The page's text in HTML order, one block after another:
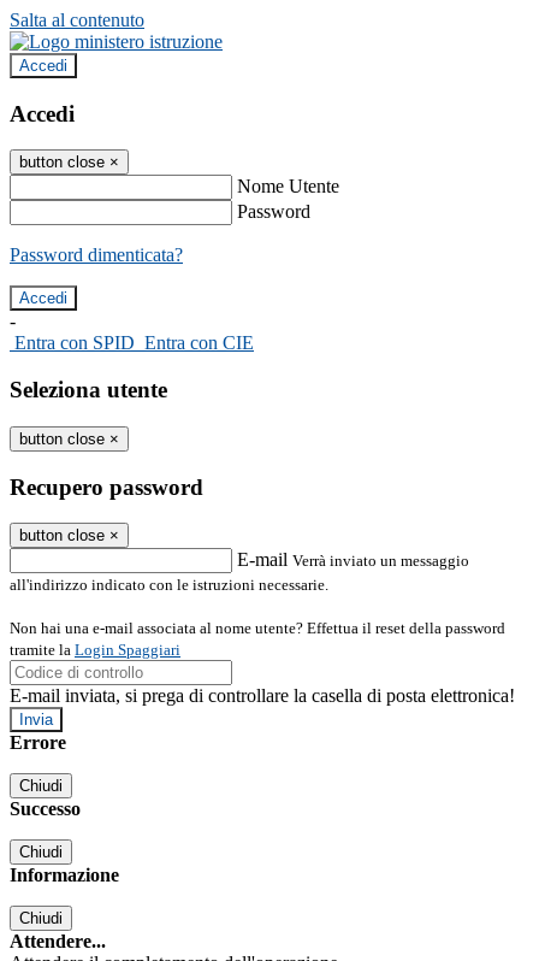
Salta al contenuto
Accedi
Accedi
button close ×
Nome Utente
Password
Password dimenticata?
-
Entra con SPID Entra con CIE
Seleziona utente
button close ×
Recupero password
button close ×
E-mail Verrà inviato un messaggio
all'indirizzo indicato con le istruzioni necessarie.
Non hai una e-mail associata al nome utente? Effettua il reset della password
tramite la Login Spaggiari
E-mail inviata, si prega di controllare la casella di posta elettronica!
Errore
Chiudi
Successo
Chiudi
Informazione
Chiudi
Attendere...